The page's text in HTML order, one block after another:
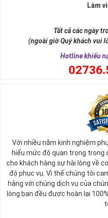
tài lộc, may mắn cho chủ sở
tự nhiên, nó tượng trưng cho
), đạo quân tử có (Nhân -
Phúc, Lộc, Thọ,
sống sự hòa hợp, yên ổn, an
được sự hòa hợp, thuận lợi,
nhanh chóng thành công, tiến
Làm
Tất cả các ngày
(ngoài giờ Quý khách vui
Hotline khiếu
0
Với nhiều năm kinh nghiệm
hiểu mức độ quan trọng trong
cho khách hàng sự hài lòng về
độ phục vụ. Vì thế chúng tôi
hàng với chúng dịch vụ của
lòng bạn đều được hoàn lại